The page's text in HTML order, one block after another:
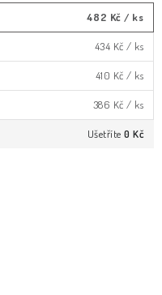
482 Kč / ks
434 Kč / ks
410 Kč / ks
386 Kč / ks
Ušetříte 0 Kč